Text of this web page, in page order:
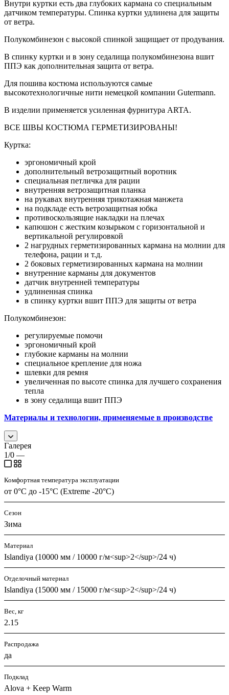
Внутри куртки есть два глубоких кармана со специальным
датчиком температуры. Спинка куртки удлинена для защиты
от ветра.
Полукомбинезон с высокой спинкой защищает от продувания.
В спинку куртки и в зону седалища полукомбинезона вшит
ППЭ как дополнительная защита от ветра.
Для пошива костюма используются самые
высокотехнологичные нити немецкой компании Gutermann.
В изделии применяется усиленная фурнитура ARTA.
ВСЕ ШВЫ КОСТЮМА ГЕРМЕТИЗИРОВАНЫ!
Куртка:
эргономичный крой
дополнительный ветрозащитный воротник
специальная петличка для рации
внутренняя ветрозащитная планка
на рукавах внутренняя трикотажная манжета
на подкладе есть ветрозащитная юбка
противоскользящие накладки на плечах
капюшон с жестким козырьком с горизонтальной и
вертикальной регулировкой
2 нагрудных герметизированных кармана на молнии для
телефона, рации и т.д.
2 боковых герметизированных кармана на молнии
внутренние карманы для документов
датчик внутренней температуры
удлиненная спинка
в спинку куртки вшит ППЭ для защиты от ветра
Полукомбинезон:
регулируемые помочи
эргономичный крой
глубокие карманы на молнии
специальное крепление для ножа
шлевки для ремня
увеличенная по высоте спинка для лучшего сохранения
тепла
в зону седалища вшит ППЭ
Материалы и технологии, применяемые в производстве
Галерея
1/0 —
Комфортная температура эксплуатации
от 0°С до -15°С (Extreme -20°С)
Сезон
Зима
Материал
Islandiya (10000 мм / 10000 г/м<sup>2</sup>/24 ч)
Отделочный материал
Islandiya (15000 мм / 15000 г/м<sup>2</sup>/24 ч)
Вес, кг
2.15
Распродажа
да
Подклад
Alova + Keep Warm